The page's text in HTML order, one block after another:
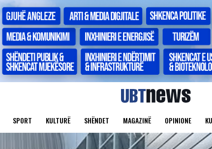
SPORT KULTURË SHËNDET MAGAZINË OPINIONE